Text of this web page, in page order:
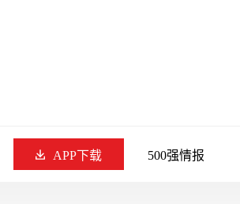
APP下载 500强情报